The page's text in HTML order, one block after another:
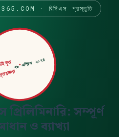
· বিসিএস প্রস্তুতি
২৬ এপ্রিল ২০২৪
সম্পূর্ণ
ও ব্যাখ্যা